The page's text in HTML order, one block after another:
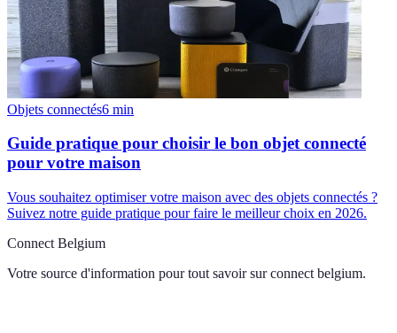
Objets connectés6 min
Guide pratique pour choisir le bon objet connecté
pour votre maison
Vous souhaitez optimiser votre maison avec des objets connectés ?
Suivez notre guide pratique pour faire le meilleur choix en 2026.
Connect Belgium
Votre source d'information pour tout savoir sur connect belgium.